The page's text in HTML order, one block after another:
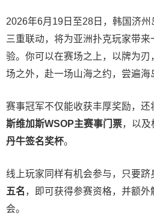
2026年6月19日至28日，韩国济
三重联动，将为亚洲扑克玩家带
验。 你可以在赛场之上，以牌为
场之外，赴一场山海之约，尝遍海
赛事冠军不仅能收获丰厚奖励，还
斯维加斯WSOP主赛事门票，以及
丹牛签名奖杯。
线上玩家同样有机会参与，只要跻
五名 ，即可获得参赛资格，并额
会。